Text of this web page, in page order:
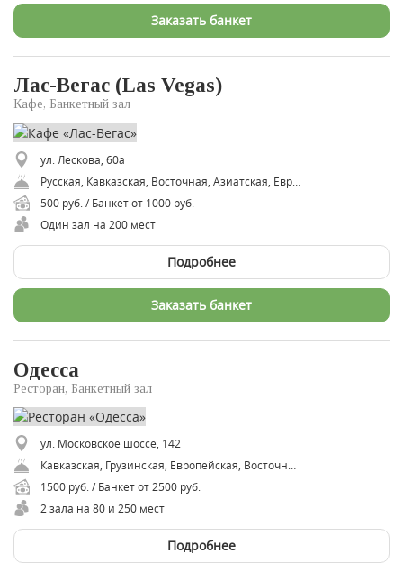
Заказать банкет
Лас-Вегас (Las Vegas)
Кафе, Банкетный зал
ул. Лескова, 60а
500 руб. / Банкет от 1000 руб.
Один зал на 200 мест
Подробнее
Заказать банкет
Одесса
Ресторан, Банкетный зал
ул. Московское шоссе, 142
Кавказская, Грузинская, Европейская, Восточная, Русская, Азербайджанская, Казачья
1500 руб. / Банкет от 2500 руб.
2 зала на 80 и 250 мест
Подробнее